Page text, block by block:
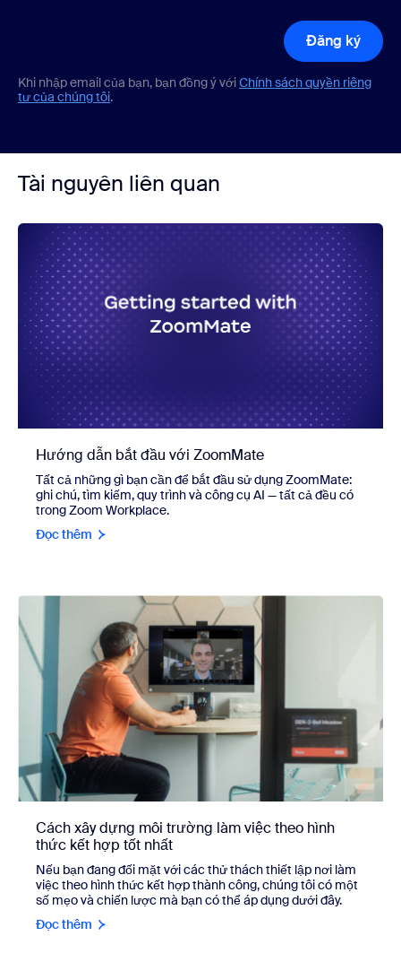
Đăng ký
Khi nhập email của bạn, bạn đồng ý vớiChính sách quyền riêng
tư của chúng tôi.
Tài nguyên liên quan
Hướng dẫn bắt đầu với ZoomMate
Tất cả những gì bạn cần để bắt đầu sử dụng ZoomMate:
ghi chú, tìm kiếm, quy trình và công cụ AI — tất cả đều có
trong Zoom Workplace.
Đọc thêm
Cách xây dựng môi trường làm việc theo hình
thức kết hợp tốt nhất
Nếu bạn đang đối mặt với các thử thách thiết lập nơi làm
việc theo hình thức kết hợp thành công, chúng tôi có một
số mẹo và chiến lược mà bạn có thể áp dụng dưới đây.
Đọc thêm